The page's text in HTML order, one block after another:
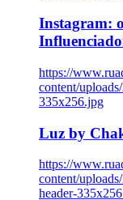
Instagram:
https://
content/
335x256.jpg
Luz by
https://
content/
header-